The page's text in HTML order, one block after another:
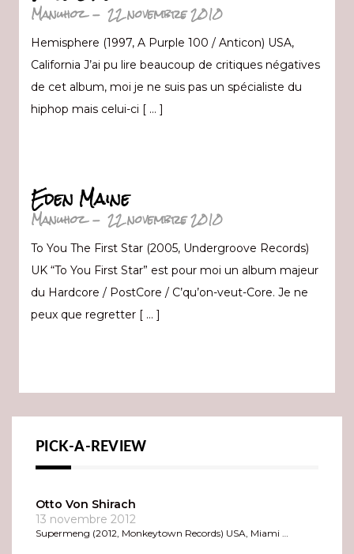
Manuhoz- 22 novembre 2010
Hemisphere (1997, A Purple 100 / Anticon) USA,
California J’ai pu lire beaucoup de critiques négatives
de cet album, moi je ne suis pas un spécialiste du
hiphop mais celui-ci [ … ]
Eden Maine
Manuhoz- 22 novembre 2010
To You The First Star (2005, Undergroove Records)
UK “To You First Star” est pour moi un album majeur
du Hardcore / PostCore / C’qu’on-veut-Core. Je ne
peux que regretter [ … ]
PICK-A-REVIEW
Otto Von Shirach
13 novembre 2012
Supermeng (2012, Monkeytown Records) USA, Miami …